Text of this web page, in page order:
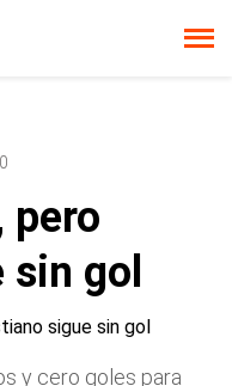
pero
gol
y cero goles para